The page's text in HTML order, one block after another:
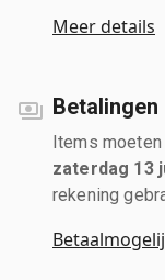
Meer details
Betalingen
Items
zaterdag 13
rekening